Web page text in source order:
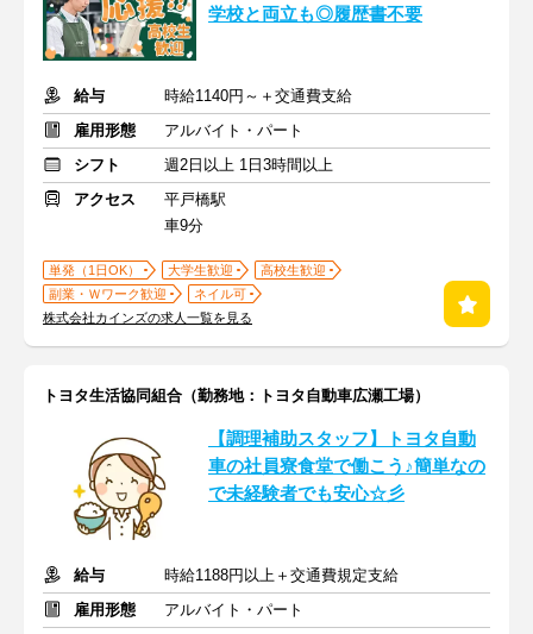
学校と両立も◎履歴書不要
給与
時給1140円～＋交通費支給
雇用形態
アルバイト・パート
シフト
週2日以上 1日3時間以上
アクセス
平戸橋駅
車9分
単発（1日OK） 大学生歓迎
高校生歓迎
副業・Ｗワーク歓迎
ネイル可
株式会社カインズの求人一覧を見る
トヨタ生活協同組合（勤務地：トヨタ自動車広瀬工場）
【調理補助スタッフ】トヨタ自動
車の社員寮食堂で働こう♪簡単なの
で未経験者でも安心☆彡
給与
時給1188円以上＋交通費規定支給
雇用形態
アルバイト・パート